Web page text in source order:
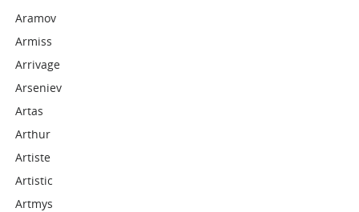
Aramov
Armiss
Arrivage
Arseniev
Artas
Arthur
Artiste
Artistic
Artmys